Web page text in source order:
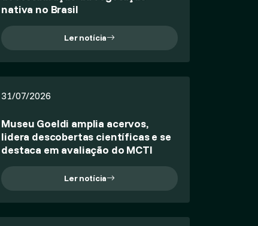
nativa no Brasil
Ler notícia
31/07/2026
Museu Goeldi amplia acervos,
lidera descobertas científicas e se
destaca em avaliação do MCTI
Ler notícia